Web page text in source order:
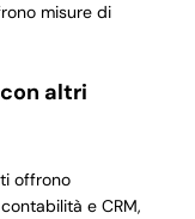
misure di
altri
offrono
e CRM,